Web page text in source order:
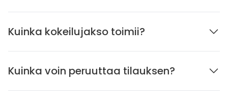
Kuinka kokeilujakso toimii?
Kuinka voin peruuttaa tilauksen?